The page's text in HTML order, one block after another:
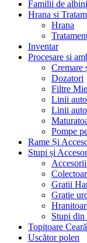
Familii de
Hrana si
Hrana
Inventar
Procesare si
Cremare
Dozatori
Filtre
Linii
Linii
Pompe
Rame Și
Stupi și
Gratii
Gratie
Stupi din
Topitoare Ceară
Uscător polen